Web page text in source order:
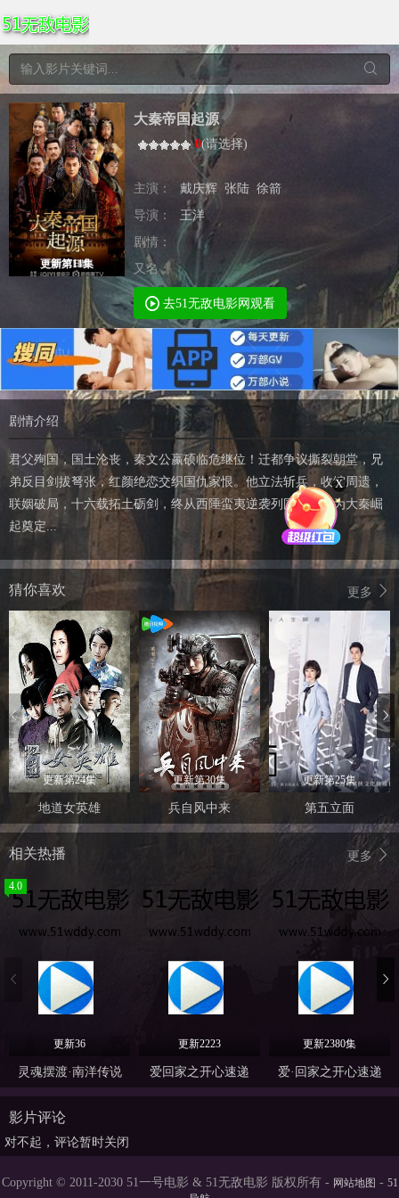
更新第11集
大秦帝国起源
0(请选择)
主演： 戴庆辉 张陆 徐箭
导演：
王洋
剧情：
又名：
去51无敌电影网观看
剧情介绍
君父殉国，国土沦丧，秦文公嬴硕临危继位！迁都争议撕裂朝堂，兄
弟反目剑拔弩张，红颜绝恋交织国仇家恨。他立法斩兵，收编周遗，
联姻破局，十六载拓土砺剑，终从西陲蛮夷逆袭列国敬畏，为大秦崛
起奠定...
更多
猜你喜欢
更新第24集
地道女英雄
更新第30集
兵自风中来
更新第25集
第五立面
更多
相关热播
4.0
更新36
灵魂摆渡·南洋传说
更新2223
爱回家之开心速递
更新2380集
爱·回家之开心速递
影片评论
对不起，评论暂时关闭
Copyright © 2011-2030 51一号电影 & 51无敌电影 版权所有 - 网站地图 - 51
X